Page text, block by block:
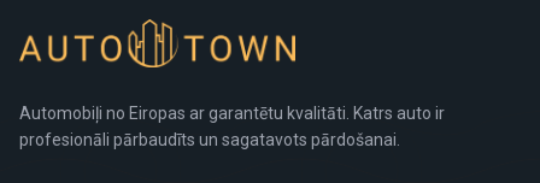
Automobiļi no Eiropas ar garantētu kvalitāti. Katrs auto ir
profesionāli pārbaudīts un sagatavots pārdošanai.